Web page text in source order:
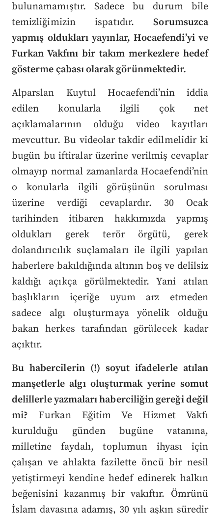
bulunamamıştır. Sadece bu durum bile
temizliğimizin ispatıdır.Sorumsuzca
yapmış oldukları yayınlar, Hocaefendi’yi ve
Furkan Vakfını bir takım merkezlere hedef
gösterme çabası olarak görünmektedir.
Alparslan Kuytul Hocaefendi’nin iddia
edilen konularla ilgili çok net
açıklamalarının olduğu video kayıtları
mevcuttur. Bu videolar takdir edilmelidir ki
bugün bu iftiralar üzerine verilmiş cevaplar
olmayıp normal zamanlarda Hocaefendi’nin
o konularla ilgili görüşünün sorulması
üzerine verdiği cevaplardır. 30 Ocak
tarihinden itibaren hakkımızda yapmış
oldukları gerek terör örgütü, gerek
dolandırıcılık suçlamaları ile ilgili yapılan
haberlere bakıldığında altının boş ve delilsiz
kaldığı açıkça görülmektedir. Yani atılan
başlıkların içeriğe uyum arz etmeden
sadece algı oluşturmaya yönelik olduğu
bakan herkes tarafından görülecek kadar
açıktır.
Bu habercilerin (!) soyut ifadelerle atılan
manşetlerle algı oluşturmak yerine somut
delillerle yazmaları haberciliğin gereği değil
mi? Furkan Eğitim Ve Hizmet Vakfı
kurulduğu günden bugüne vatanına,
milletine faydalı, toplumun ihyası için
çalışan ve ahlakta fazilette öncü bir nesil
yetiştirmeyi kendine hedef edinerek halkın
beğenisini kazanmış bir vakıftır. Ömrünü
İslam davasına adamış, 30 yılı aşkın süredir